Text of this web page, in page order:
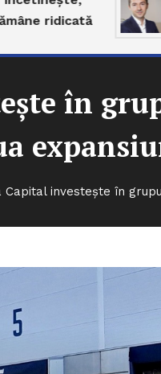
ridicată
în
Capital investește în